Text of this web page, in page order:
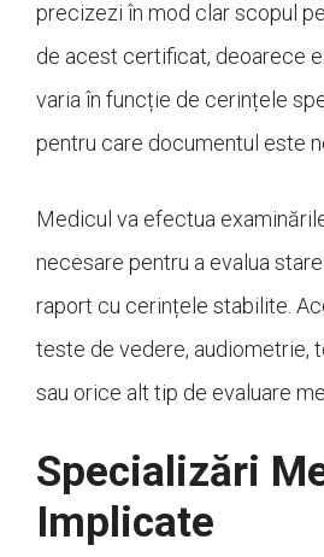
precizezi în mod clar scopul
de acest certificat, deoarece
varia în funcție de cerințele
pentru care documentul este
Medicul va efectua
necesare pentru a evalua
raport cu cerințele stabilite.
teste de vedere, audiometrie,
sau orice alt tip de evaluare
Specializări
Implicate